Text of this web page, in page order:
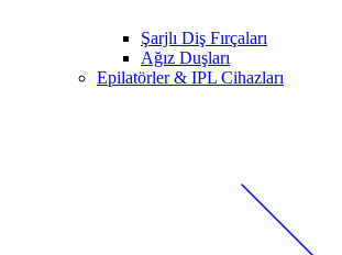
Şarjlı Diş Fırçaları
Ağız Duşları
Epilatörler & IPL Cihazları